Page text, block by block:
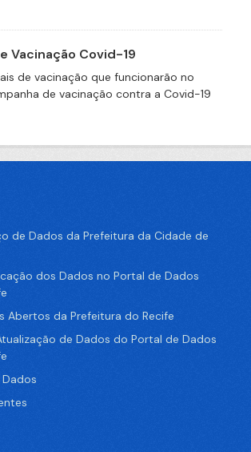
Vacinação Covid-19
de vacinação que funcionarão no
de vacinação contra a Covid-19
de Dados da Prefeitura da Cidade de
dos Dados no Portal de Dados
Abertos da Prefeitura do Recife
de Dados do Portal de Dados